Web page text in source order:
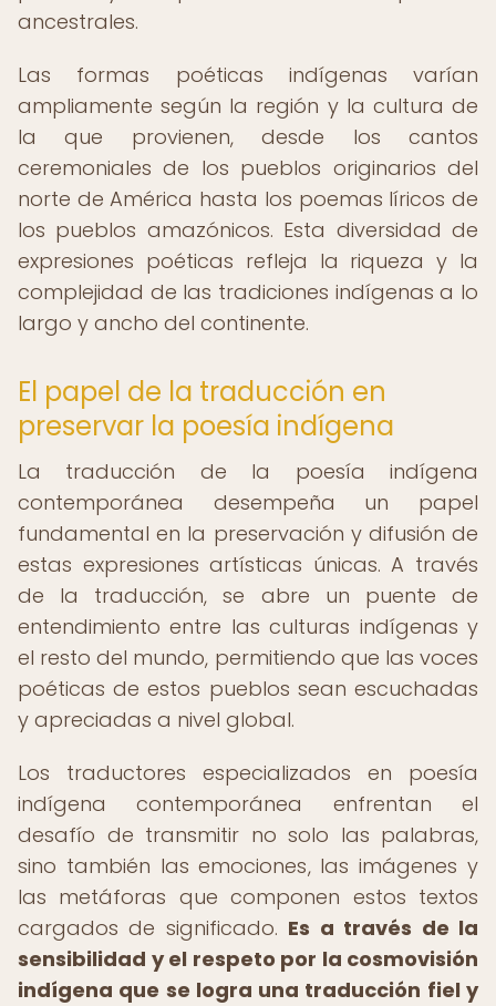
ancestrales.
Las formas poéticas indígenas varían
ampliamente según la región y la cultura de
la que provienen, desde los cantos
ceremoniales de los pueblos originarios del
norte de América hasta los poemas líricos de
los pueblos amazónicos. Esta diversidad de
expresiones poéticas refleja la riqueza y la
complejidad de las tradiciones indígenas a lo
largo y ancho del continente.
El papel de la traducción en
preservar la poesía indígena
La traducción de la poesía indígena
contemporánea desempeña un papel
fundamental en la preservación y difusión de
estas expresiones artísticas únicas. A través
de la traducción, se abre un puente de
entendimiento entre las culturas indígenas y
el resto del mundo, permitiendo que las voces
poéticas de estos pueblos sean escuchadas
y apreciadas a nivel global.
Los traductores especializados en poesía
indígena contemporánea enfrentan el
desafío de transmitir no solo las palabras,
sino también las emociones, las imágenes y
las metáforas que componen estos textos
cargados de significado. Es a través de la
sensibilidad y el respeto por la cosmovisión
indígena que se logra una traducción fiel y